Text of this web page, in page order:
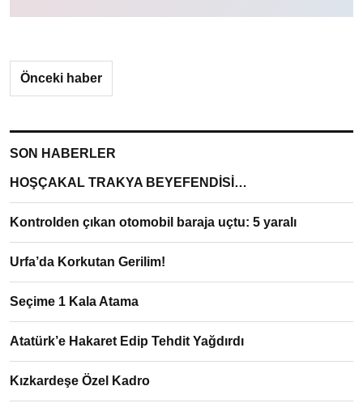
Önceki haber
SON HABERLER
HOŞÇAKAL TRAKYA BEYEFENDİSİ…
Kontrolden çıkan otomobil baraja uçtu: 5 yaralı
Urfa’da Korkutan Gerilim!
Seçime 1 Kala Atama
Atatürk’e Hakaret Edip Tehdit Yağdırdı
Kızkardeşe Özel Kadro